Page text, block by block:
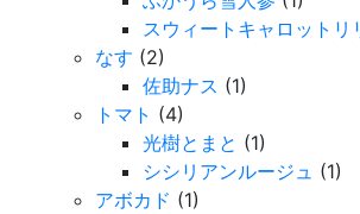
スウィートキャロットリ
なす (2)
佐助ナス (1)
トマト (4)
光樹とまと (1)
シシリアンルージュ (1)
アボカド (1)